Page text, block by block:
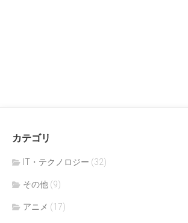
カテゴリ
IT・テクノロジー (32)
その他 (9)
アニメ (17)